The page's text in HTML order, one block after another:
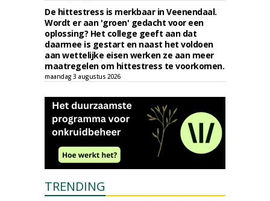
De hittestress is merkbaar in Veenendaal.
Wordt er aan 'groen' gedacht voor een
oplossing? Het college geeft aan dat
daarmee is gestart en naast het voldoen
aan wettelijke eisen werken ze aan meer
maatregelen om hittestress te voorkomen.
maandag 3 augustus 2026
TRENDING